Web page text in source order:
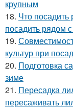
крупным
18. Что посадить
посадить рядом
19.
культур при
20. Подготовка
зиме
21. Пересадка
пересаживать